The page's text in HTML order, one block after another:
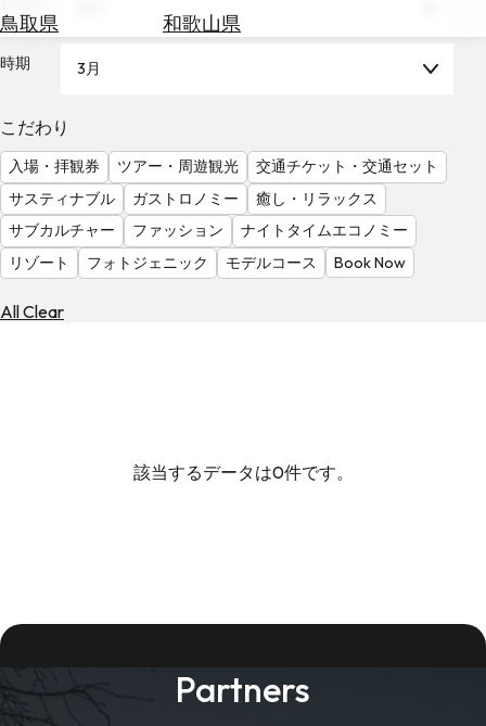
鳥取県
和歌山県
を
調
べ
る
天
気
を
見
る
時期 3月
こだわり
入場・拝観券 ツアー・周遊観光
交通チケット・交通セット
サスティナブル
ガストロノミー
癒し・リラックス
サブカルチャー
ファッション
ナイトタイムエコノミー
リゾート
フォトジェニック モデルコース Book Now
All Clear
該当するデータは0件です。
Partners